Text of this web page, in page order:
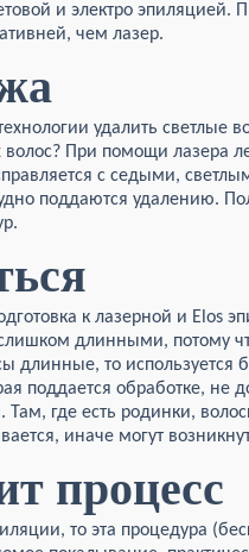
и электро эпиляцией.
чем лазер.
удалить светлые
При помощи лазера
с седыми,
поддаются удалению.
к лазерной и Elos
длинными, потому
длинные, то используется
поддается обработке,
Там, где есть родинки,
иначе могут
процесс
то эта процедура